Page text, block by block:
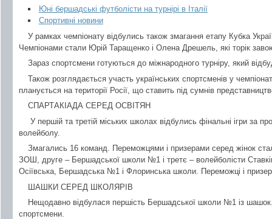
Юні бершадські футболісти на турнірі в Італії
Спортивні новини
У рамках чемпіонату відбулись також змагання етапу Кубка
Чемпіонами стали Юрій Таращенко і Олена Дрешель, які торік
Зараз спортсмени готуються до міжнародного турніру, який
Також розглядається участь українських спортсменів у
планується на території Росії, що ставить під сумнів
СПАРТАКІАДА СЕРЕД ОСВІТЯН
У першій та третій міських школах відбулись фінальні ігри за
волейболу.
Змагались 16 команд. Переможцями і призерами серед жінок
ЗОШ, друге – Бершадської школи №1 і третє – волейболісти
Осіївська, Бершадська №1 і Флоринська школи. Переможці і
ШАШКИ СЕРЕД ШКОЛЯРІВ
Нещодавно відбулася першість Бершадської школи №1 із
спортсмени.